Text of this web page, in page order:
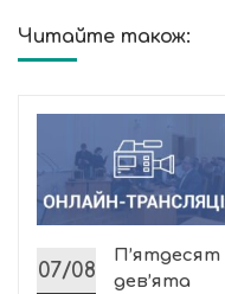
Читайте також:
07/08
П’ятдесят
дев’ята